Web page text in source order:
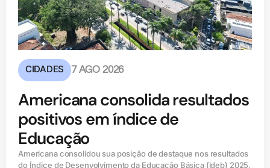
CIDADES 7 AGO 2026
Americana consolida resultados
positivos em índice de
Educação
Americana consolidou sua posição de destaque nos resultados
do Índice de Desenvolvimento da Educação Básica (ldeb) 2025,